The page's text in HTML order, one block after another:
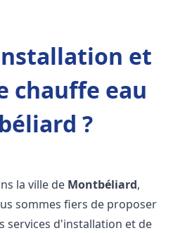
et
chauffe eau
?
la ville de Montbéliard,
sommes fiers de proposer
services d'installation et de